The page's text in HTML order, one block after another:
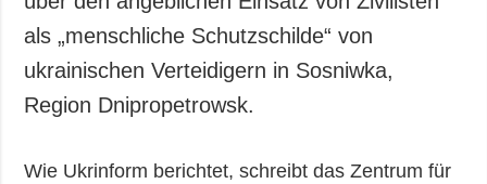
als „menschliche Schutzschilde“ von
ukrainischen Verteidigern in Sosniwka,
Region Dnipropetrowsk.
Wie Ukrinform berichtet, schreibt das Zentrum für